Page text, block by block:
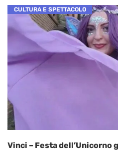
CULTURA E SPETTACOLO
Vinci – Festa dell’Unicorno